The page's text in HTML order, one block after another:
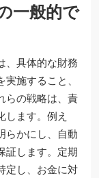
一般的で
、具体的な財務
施すること、
らの戦略は、責
ます。例え
らかにし、自動
証します。定期
定し、お金に対